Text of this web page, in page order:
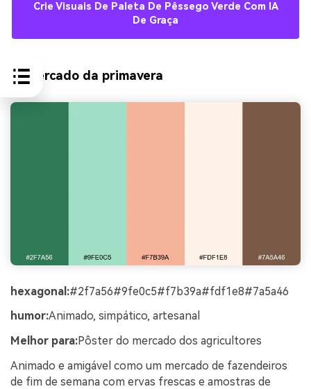
Crie Visuais De Paleta De Pêssego Verde Com IA
De Graça
9) Mercado da primavera
hexagonal:#2f7a56#9fe0c5#f7b39a#fdf1e8#7a5a46
humor:Animado, simpático, artesanal
Melhor para:Pôster do mercado dos agricultores
Animado e amigável como um mercado de fazendeiros
de fim de semana com ervas frescas e amostras de